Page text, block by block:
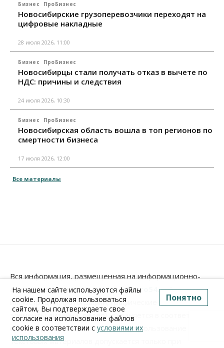
Бизнес ПроБизнес
Новосибирские грузоперевозчики переходят на
цифровые накладные
28 июля 2026, 11:00
Бизнес ПроБизнес
Новосибирцы стали получать отказ в вычете по
НДС: причины и следствия
24 июля 2026, 10:30
Бизнес ПроБизнес
Новосибирская область вошла в топ регионов по
смертности бизнеса
17 июля 2026, 12:00
Все материалы
Вся информация, размещенная на информационно-
аналитическом порталеwww.Infopro54.ru(тексты,
иллюстрации, фотографии, графические материалы,
элементы дизайна, видео), охраняется в соответствии
с законодательством РФ. Любое использование
текстовых материалов допускается только при
На нашем сайте используются файлы
cookie. Продолжая пользоваться
сайтом, Вы подтверждаете свое
согласие на использование файлов
cookie в соответствии с условиями их
использования
Понятно